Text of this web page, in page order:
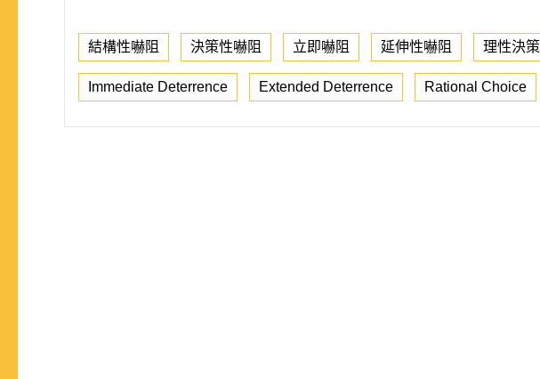
結構性嚇阻 決策性嚇阻 立即嚇阻 延伸性嚇阻 理性決策
Immediate Deterrence Extended Deterrence Rational Choice